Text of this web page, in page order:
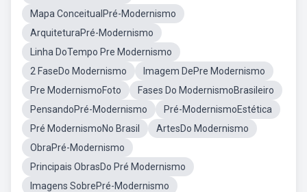
Mapa ConceitualPré-Modernismo
ArquiteturaPré-Modernismo
Linha DoTempo Pre Modernismo
2 FaseDo Modernismo
Imagem DePre Modernismo
Pre ModernismoFoto
Fases Do ModernismoBrasileiro
PensandoPré-Modernismo
Pré-ModernismoEstética
Pré ModernismoNo Brasil
ArtesDo Modernismo
ObraPré-Modernismo
Principais ObrasDo Pré Modernismo
Imagens SobrePré-Modernismo